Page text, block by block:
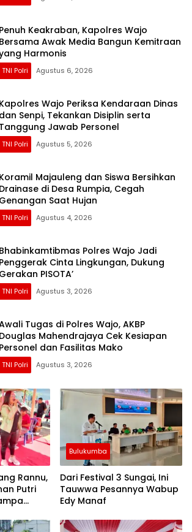
Penuh Keakraban, Kapolres Wajo
Bersama Awak Media Bangun Kemitraan
Harmonis
TNI Polri Agustus 6, 2026
Kapolres Wajo Periksa Kendaraan Dinas
dan Senpi, Tekankan Disiplin serta
Tanggung Jawab Personel
TNI Polri Agustus 5, 2026
Koramil Majauleng dan Siswa Bersihkan
Drainase di Desa Rumpia, Cegah
Genangan Saat Hujan
TNI Polri Agustus 4, 2026
Bhabinkamtibmas Polres Wajo Jadi
Penggerak Cinta Lingkungan, Dukung
Gerakan PISOTA’
TNI Polri Agustus 3, 2026
Tugas di Polres Wajo, AKBP
Douglas Mahendrajaya Cek Kesiapan
Personel dan Fasilitas Mako
TNI Polri Agustus 3, 2026
Rannu,
Putri
Bulukumba
Dari Festival 3 Sungai, Ini
Tauwwa Pesannya Wabup
Edy Manaf